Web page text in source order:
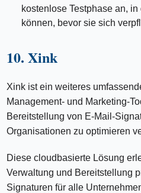
kostenlose Testphase an,
können, bevor sie sich
10. Xink
Xink ist ein weiteres
Management- und Marketing-
Bereitstellung von E-Mail-
Organisationen zu optimieren
Diese cloudbasierte Lösung
Verwaltung und Bereitstellung
Signaturen für alle